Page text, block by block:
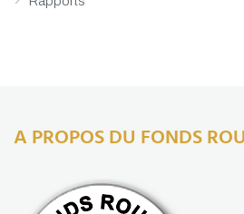
A PROPOS DU FONDS